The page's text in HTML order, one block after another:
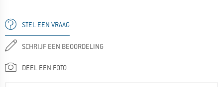
STEL EEN VRAAG
SCHRIJF EEN BEOORDELING
DEEL EEN FOTO